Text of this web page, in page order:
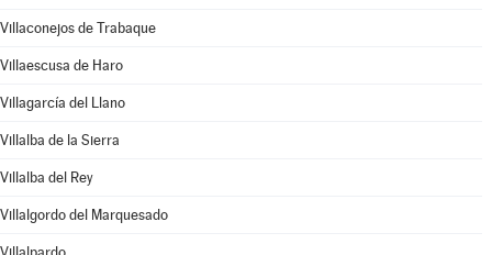
Villaconejos de Trabaque
Villaescusa de Haro
Villagarcía del Llano
Villalba de la Sierra
Villalba del Rey
Villalgordo del Marquesado